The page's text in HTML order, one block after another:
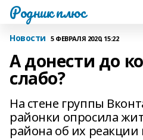
Родник плюс
Новости 5 ФЕВРАЛЯ 2020, 15:22
А донести до
слабо?
На стене группы
районки опросила
района об их реакции